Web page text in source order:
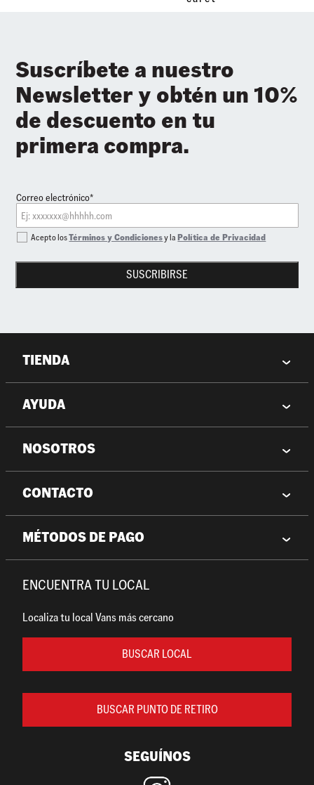
Suscríbete a nuestro
Newsletter y obtén un 10%
de descuento en tu
primera compra.
Correo electrónico*
SUSCRIBIRSE
Acepto losTérminos y Condicionesy laPolítica de Privacidad
TIENDA
AYUDA
NOSOTROS
CONTACTO
MÉTODOS DE PAGO
ENCUENTRA TU LOCAL
Localiza tu local Vans más cercano
BUSCAR LOCAL
BUSCAR PUNTO DE RETIRO
SEGUÍNOS